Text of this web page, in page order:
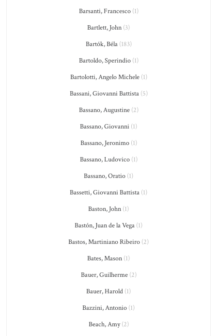
Barsanti, Francesco(1)
Bartlett, John (3)
Bartók, Béla(183)
Bartoldo, Sperindio(1)
Bartolotti, Angelo Michele(1)
Bassani, Giovanni Battista(5)
Bassano, Augustine(2)
Bassano, Giovanni (1)
Bassano, Jeronimo(1)
Bassano, Ludovico(1)
Bassano, Oratio (1)
Bassetti, Giovanni Battista (1)
Baston, John (1)
Bastón, Juan de la Vega (1)
Bastos, Martiniano Ribeiro (2)
Bates, Mason (1)
Bauer, Guilherme(2)
Bauer, Harold (1)
Bazzini, Antonio (1)
Beach, Amy(2)